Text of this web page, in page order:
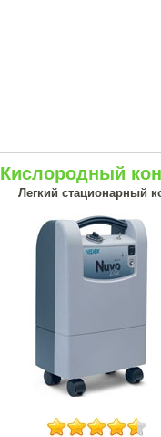
Кислородный
Легкий стационарный